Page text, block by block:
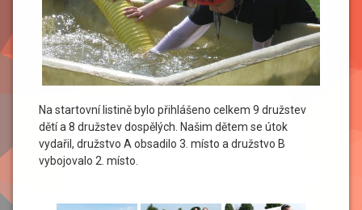
Na startovní listině bylo přihlášeno celkem 9 družstev
dětí a 8 družstev dospělých. Našim dětem se útok
vydařil, družstvo A obsadilo 3. místo a družstvo B
vybojovalo 2. místo.